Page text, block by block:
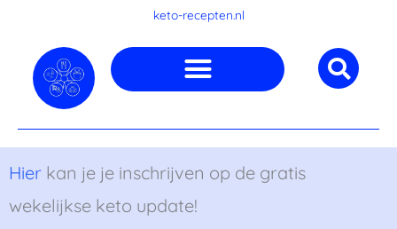
inhoud
keto-recepten.nl
Hier kan je je inschrijven op de gratis
wekelijkse keto update!